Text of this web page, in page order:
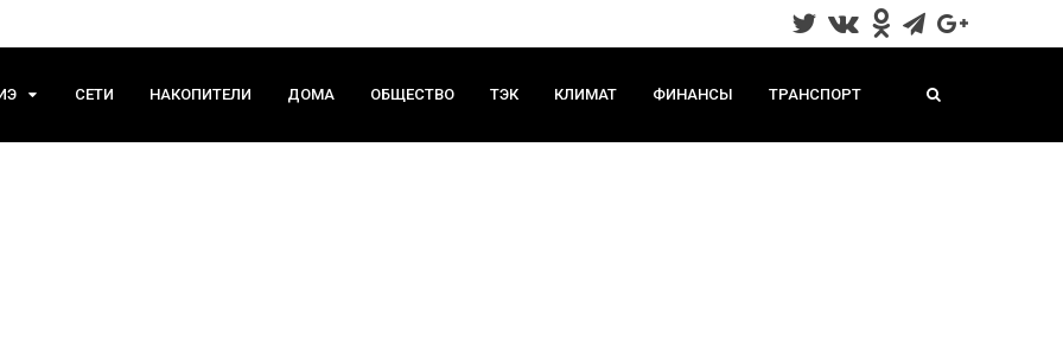
СЕТИ НАКОПИТЕЛИ ДОМА ОБЩЕСТВО ТЭК КЛИМАТ ФИНАНСЫ ТРАНСПОРТ